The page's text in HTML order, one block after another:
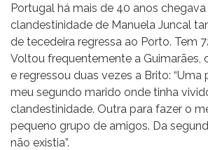
Portugal há mais de 40 anos
clandestinidade de Manuela Juncal
de tecedeira regressa ao Porto. Tem
Voltou frequentemente a Guimarães,
e regressou duas vezes a Brito: “Uma
meu segundo marido onde tinha
clandestinidade. Outra para fazer o
pequeno grupo de amigos. Da
não existia”.